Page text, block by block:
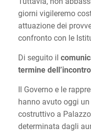
giorni vigileremo
attuazione dei
confronto con le
Di seguito il
termine dell’incontro
Il Governo e le
hanno avuto oggi
costruttivo a
determinata dagli